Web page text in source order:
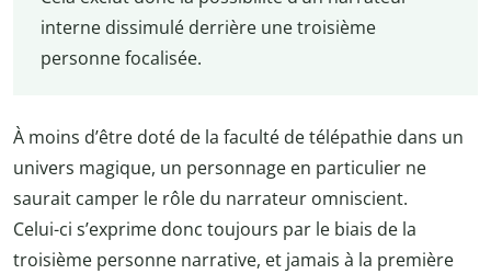
interne dissimulé derrière une troisième
personne focalisée.
À moins d’être doté de la faculté de télépathie dans un
univers magique, un personnage en particulier ne
saurait camper le rôle du narrateur omniscient.
Celui-ci s’exprime donc toujours par le biais de la
troisième personne narrative, et jamais à la première